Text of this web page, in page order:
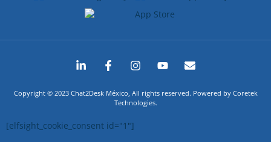
Copyright © 2023 Chat2Desk México, All rights reserved. Powered by Coretek
Technologies.
[elfsight_cookie_consent id="1"]